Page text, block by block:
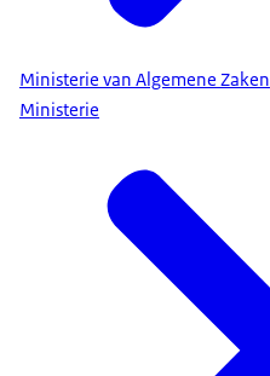
Ministerie van Algemene Zaken
Ministerie